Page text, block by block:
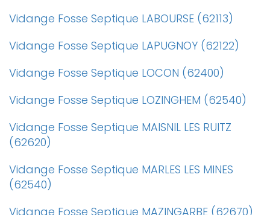
Vidange Fosse Septique LABOURSE (62113)
Vidange Fosse Septique LAPUGNOY (62122)
Vidange Fosse Septique LOCON (62400)
Vidange Fosse Septique LOZINGHEM (62540)
Vidange Fosse Septique MAISNIL LES RUITZ
(62620)
Vidange Fosse Septique MARLES LES MINES
(62540)
Vidange Fosse Septique MAZINGARBE (62670)